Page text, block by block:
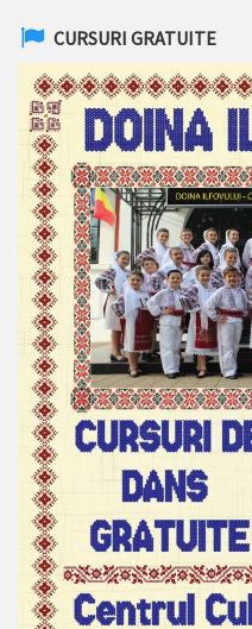
CURSURI GRATUITE